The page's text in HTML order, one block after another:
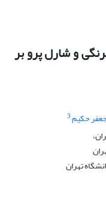
و شارل پرو بر
حکیم3
تهران